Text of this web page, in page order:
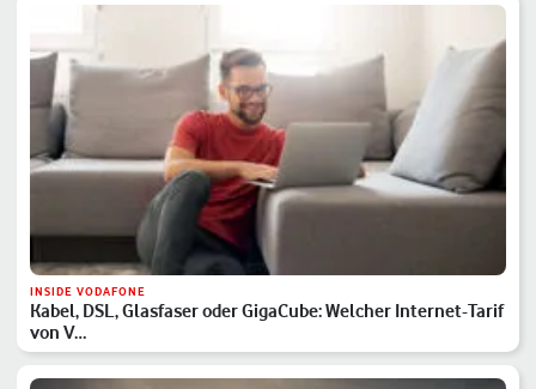
INSIDE VODAFONE
Kabel, DSL, Glasfaser oder GigaCube: Welcher Internet-Tarif
von V…